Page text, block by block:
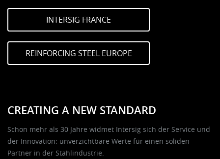
INTERSIG FRANCE
REINFORCING STEEL EUROPE
CREATING A NEW STANDARD
Schon mehr als 30 Jahre widmet Intersig sich der Service und
der Innovation: unverzichtbare Werte für einen soliden
Partner in der Stahlindustrie.